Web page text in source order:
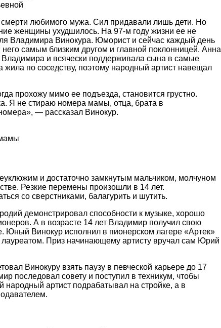
любимого мужа. Сил придавали лишь дети. Но
женщины ухудшилось. На 97-м году жизни ее не
Владимира Винокура. Юморист и сейчас каждый день
самым близким другом и главной поклонницей. Анна
и всячески поддерживала сына в самые
по соседству, поэтому народный артист навещал
прохожу мимо ее подъезда, становится грустно.
Я не стираю номера мамы, отца, брата в
— рассказал Винокур.
и достаточно замкнутым мальчиком, молчуном
Резкие перемены произошли в 14 лет.
со сверстниками, балагурить и шутить.
демонстрировал способности к музыке, хорошо
А в возрасте 14 лет Владимир получил свою
Юный Винокур исполнил в пионерском лагере «Артек»
Приз начинающему артисту вручал сам Юрий
Винокуру взять паузу в певческой карьере до 17
последовал совету и поступил в техникум, чтобы
артист подрабатывал на стройке, а в